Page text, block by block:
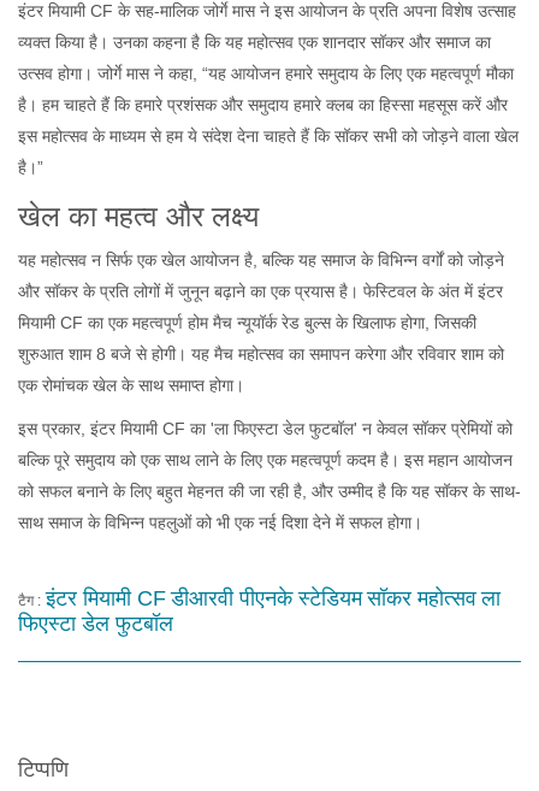
इंटर मियामी CF के सह-मालिक जोर्गे मास ने इस आयोजन के प्रति अपना विशेष उत्साह
व्यक्त किया है। उनका कहना है कि यह महोत्सव एक शानदार सॉकर और समाज का
उत्सव होगा। जोर्गे मास ने कहा, “यह आयोजन हमारे समुदाय के लिए एक महत्वपूर्ण मौका
है। हम चाहते हैं कि हमारे प्रशंसक और समुदाय हमारे क्लब का हिस्सा महसूस करें और
इस महोत्सव के माध्यम से हम ये संदेश देना चाहते हैं कि सॉकर सभी को जोड़ने वाला खेल
है।”
खेल का महत्व और लक्ष्य
यह महोत्सव न सिर्फ एक खेल आयोजन है, बल्कि यह समाज के विभिन्न वर्गों को जोड़ने
और सॉकर के प्रति लोगों में जुनून बढ़ाने का एक प्रयास है। फेस्टिवल के अंत में इंटर
मियामी CF का एक महत्वपूर्ण होम मैच न्यूयॉर्क रेड बुल्स के खिलाफ होगा, जिसकी
शुरुआत शाम 8 बजे से होगी। यह मैच महोत्सव का समापन करेगा और रविवार शाम को
एक रोमांचक खेल के साथ समाप्त होगा।
इस प्रकार, इंटर मियामी CF का 'ला फिएस्टा डेल फुटबॉल' न केवल सॉकर प्रेमियों को
बल्कि पूरे समुदाय को एक साथ लाने के लिए एक महत्वपूर्ण कदम है। इस महान आयोजन
को सफल बनाने के लिए बहुत मेहनत की जा रही है, और उम्मीद है कि यह सॉकर के साथ-
साथ समाज के विभिन्न पहलुओं को भी एक नई दिशा देने में सफल होगा।
टैग : इंटर मियामी CF डीआरवी पीएनके स्टेडियम सॉकर महोत्सव ला
फिएस्टा डेल फुटबॉल
टिप्पणि